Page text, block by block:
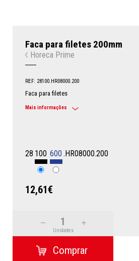
Faca para filetes 200mm
Horeca Prime
REF: 28100.HR08000.200
Faca para filetes
Mais informações
28 100 600 .HR08000.200
12,61€
Unidades